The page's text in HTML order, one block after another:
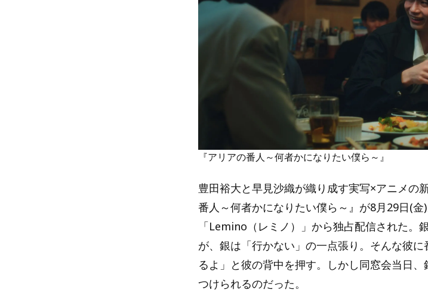
『アリアの番人～何者かになりたい僕ら～』
豊田裕大と早見沙織が織り成す実写×アニメの
番人～何者かになりたい僕ら～』が8月29日(金
「Lemino（レミノ）」から独占配信された。
が、銀は「行かない」の一点張り。そんな彼
るよ」と彼の背中を押す。しかし同窓会当日
つけられるのだった。